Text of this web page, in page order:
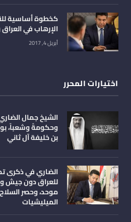
كخطوة أساسية
الإرهاب في
أبريل 4, 2017
اختيارات المحرر
الشيخ جمال
وحكومةً وشعباً،
بن خليفة آل ثاني
الضاري في ذكرى
للعراق دون جيش
موحد، وحصر
الميليشيات